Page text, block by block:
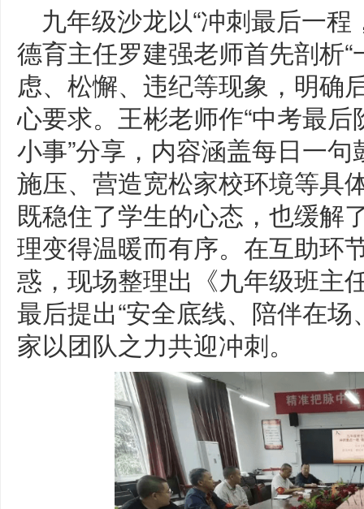
九年级沙龙以“冲刺最后一
德育主任罗建强老师首先剖析“
虑、松懈、违纪等现象，明确
心要求。王彬老师作“中考最
小事”分享，内容涵盖每日一
施压、营造宽松家校环境等具
既稳住了学生的心态，也缓解
理变得温暖而有序。在互助环
惑，现场整理出《九年级班主
最后提出“安全底线、陪伴在
家以团队之力共迎冲刺。